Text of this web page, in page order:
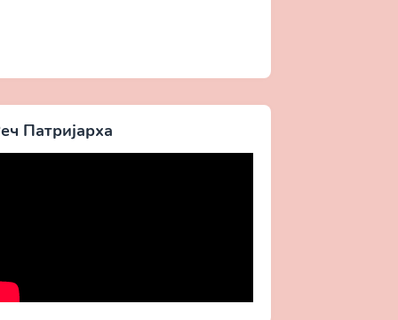
Патријарха